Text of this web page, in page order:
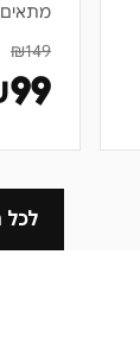
₪149
99
לכל